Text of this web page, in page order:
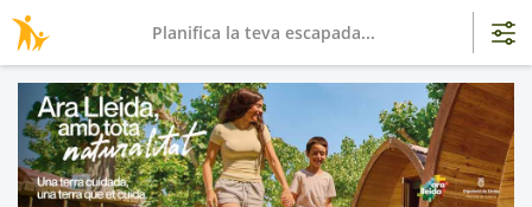
Planifica la teva escapada...